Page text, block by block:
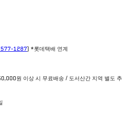
1287) *롯데택배 연계
원 이상 시 무료배송 / 도서산간 지역 별도 추